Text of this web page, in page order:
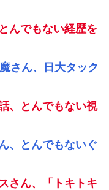
んでもない経歴を
さん、日大タック
、とんでもない視
、とんでもないぐ
さん、「トキトキ